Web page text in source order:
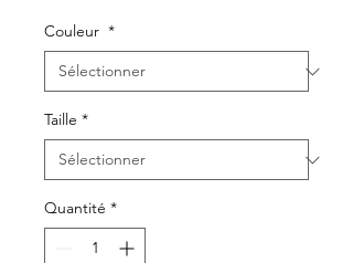
Couleur *
Taille *
Quantité *